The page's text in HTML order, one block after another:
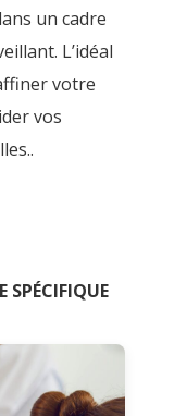
un cadre
L’idéal
votre
vos
SPÉCIFIQUE